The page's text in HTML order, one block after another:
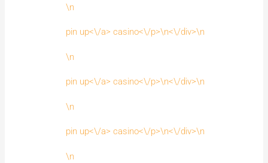
\n
pin up<\/a> casino<\/p>\n<\/div>\n
\n
pin up<\/a> casino<\/p>\n<\/div>\n
\n
pin up<\/a> casino<\/p>\n<\/div>\n
\n